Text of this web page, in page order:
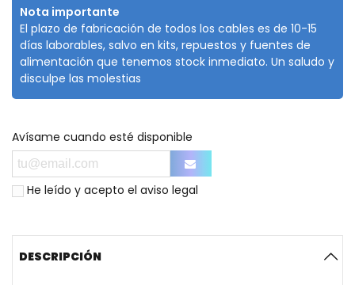
Nota importante
El plazo de fabricación de todos los cables es de 10-15
días laborables, salvo en kits, repuestos y fuentes de
alimentación que tenemos stock inmediato. Un saludo y
disculpe las molestias
Avísame cuando esté disponible
He leído y acepto el aviso legal
DESCRIPCIÓN